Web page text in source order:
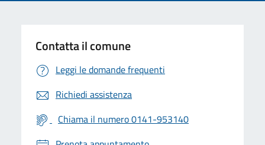
Contatta il comune
Leggi le domande frequenti
Richiedi assistenza
Chiama il numero 0141-953140